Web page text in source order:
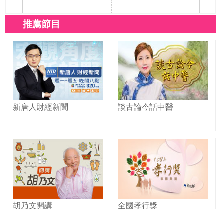
推薦節目
新唐人財經新聞 談古論今話中醫
胡乃文開講 全國孝行獎